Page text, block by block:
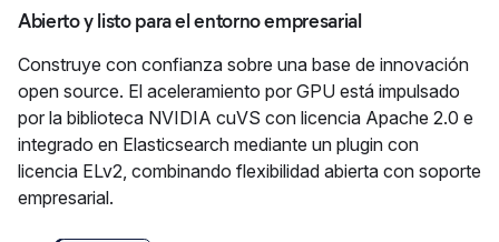
Abierto y listo para el entorno empresarial
Construye con confianza sobre una base de innovación
open source. El aceleramiento por GPU está impulsado
por la biblioteca NVIDIA cuVS con licencia Apache 2.0 e
integrado en Elasticsearch mediante un plugin con
licencia ELv2, combinando flexibilidad abierta con soporte
empresarial.